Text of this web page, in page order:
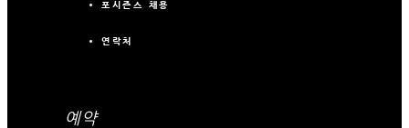
포시즌스 채용
연락처
예약